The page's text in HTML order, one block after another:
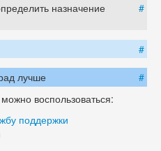
назначение
#
#
лучше
#
воспользоваться:
поддержки